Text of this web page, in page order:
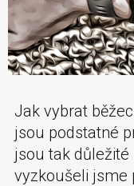
Jak vybrat
jsou podstatné
jsou tak důležité
vyzkoušeli jsme